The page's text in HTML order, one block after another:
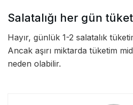
Salatalığı her gün
Hayır, günlük 1-2 salatalık
Ancak aşırı miktarda tüketim
neden olabilir.